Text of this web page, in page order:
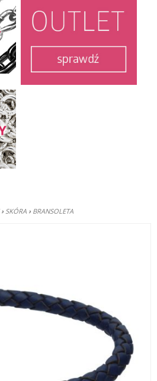
› SKÓRA › BRANSOLETA